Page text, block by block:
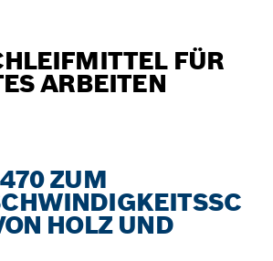
FÜR
ARBEITEN
ZUM
HOLZ UND